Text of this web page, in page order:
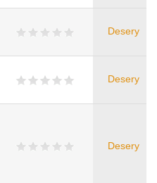
Desery
Desery
Desery